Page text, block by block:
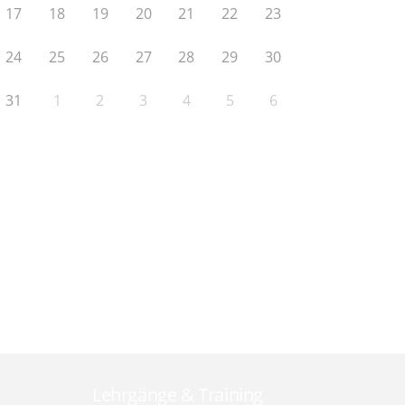
17 18 19 20 21 22 23
24 25 26 27 28 29 30
31 1 2 3 4 5 6